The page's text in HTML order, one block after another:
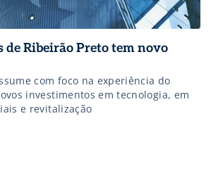
de Ribeirão Preto tem novo
com foco na experiência do
investimentos em tecnologia, em
e revitalização